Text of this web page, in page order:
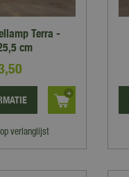
Terra -
cm
,50
verlanglijst